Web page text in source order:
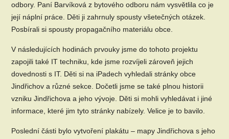
odbory. Paní Barvíková z bytového odboru nám vysvětlila co je
její náplní práce. Děti ji zahrnuly spousty všetečných otázek.
Posbírali si spousty propagačního materiálu obce.
V následujících hodinách prvouky jsme do tohoto projektu
zapojili také IT techniku, kde jsme rozvíjeli zároveň jejich
dovednosti s IT. Děti si na iPadech vyhledali stránky obce
Jindřichov a různé sekce. Dočetli jsme se také plnou historii
vzniku Jindřichova a jeho vývoje. Děti si mohli vyhledávat i jiné
informace, které jim tyto stránky nabízely. Velice je to bavilo.
Poslední části bylo vytvoření plakátu – mapy Jindřichova s jeho